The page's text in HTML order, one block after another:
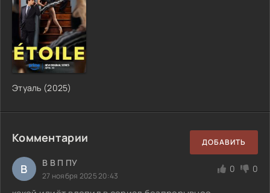
Этуаль (2025)
Комментарии ДОБАВИТЬ
В В В П ПУ
27 ноября 2025 20:43
0 0